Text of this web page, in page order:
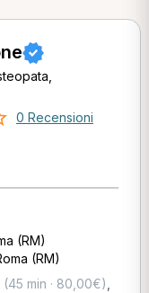
0 Recensioni
(RM)
(RM)
(45 min · 80,00€)